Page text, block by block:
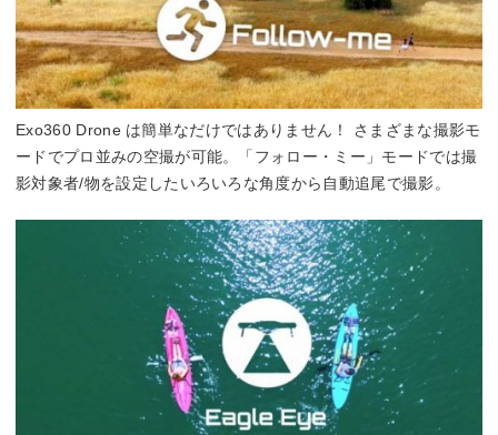
Exo360 Drone は簡単なだけではありません！ さまざまな撮影モ
ードでプロ並みの空撮が可能。「フォロー・ミー」モードでは撮
影対象者/物を設定したいろいろな角度から自動追尾で撮影。